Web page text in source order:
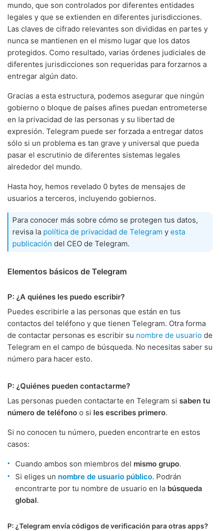
mundo, que son controlados por diferentes entidades
legales y que se extienden en diferentes jurisdicciones.
Las claves de cifrado relevantes son divididas en partes y
nunca se mantienen en el mismo lugar que los datos
protegidos. Como resultado, varias órdenes judiciales de
diferentes jurisdicciones son requeridas para forzarnos a
entregar algún dato.
Gracias a esta estructura, podemos asegurar que ningún
gobierno o bloque de países afines puedan entrometerse
en la privacidad de las personas y su libertad de
expresión. Telegram puede ser forzada a entregar datos
sólo si un problema es tan grave y universal que pueda
pasar el escrutinio de diferentes sistemas legales
alrededor del mundo.
Hasta hoy, hemos revelado 0 bytes de mensajes de
usuarios a terceros, incluyendo gobiernos.
Para conocer más sobre cómo se protegen tus datos,
revisa la política de privacidad de Telegram y esta
publicación del CEO de Telegram.
Elementos básicos de Telegram
P: ¿A quiénes les puedo escribir?
Puedes escribirle a las personas que están en tus
contactos del teléfono y que tienen Telegram. Otra forma
de contactar personas es escribir su nombre de usuario de
Telegram en el campo de búsqueda. No necesitas saber su
número para hacer esto.
P: ¿Quiénes pueden contactarme?
Las personas pueden contactarte en Telegram si saben tu
número de teléfono o si les escribes primero.
Si no conocen tu número, pueden encontrarte en estos
casos:
Cuando ambos son miembros del mismo grupo.
Si eliges un nombre de usuario público. Podrán
encontrarte por tu nombre de usuario en la búsqueda
global.
P: ¿Telegram envía códigos de verificación para otras apps?